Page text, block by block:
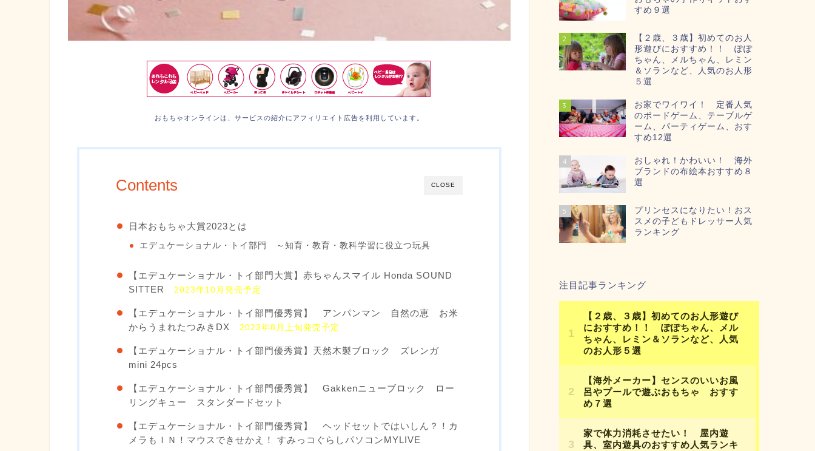
おもちゃオンラインは、サービスの紹介にアフィリエイト広告を利用しています。
CLOSE
Contents
日本おもちゃ大賞2023とは
エデュケーショナル・トイ部門 ～知育・教育・教科学習に役立つ玩具
【エデュケーショナル・トイ部門大賞】赤ちゃんスマイル Honda SOUND
SITTER
2023年10月発売予定
【エデュケーショナル・トイ部門優秀賞】 アンパンマン 自然の恵 お米
からうまれたつみきDX
2023年8月上旬発売予定
【エデュケーショナル・トイ部門優秀賞】天然木製ブロック ズレンガ
mini 24pcs
【エデュケーショナル・トイ部門優秀賞】 Gakkenニューブロック ロー
リングキュー スタンダードセット
【エデュケーショナル・トイ部門優秀賞】 ヘッドセットではいしん？！カ
メラもＩＮ！マウスできせかえ！ すみっコぐらしパソコンMYLIVE
すめ９選
2
【２歳、３歳】初めてのお人
形遊びにおすすめ！！ ぽぽ
ちゃん、メルちゃん、レミン
＆ソランなど、人気のお人形
５選
3
お家でワイワイ！ 定番人気
のボードゲーム、テーブルゲ
ーム、パーティゲーム、おす
すめ12選
4
おしゃれ！かわいい！ 海外
ブランドの布絵本おすすめ８
選
5
プリンセスになりたい！おス
スメの子どもドレッサー人気
ランキング
注目記事ランキング